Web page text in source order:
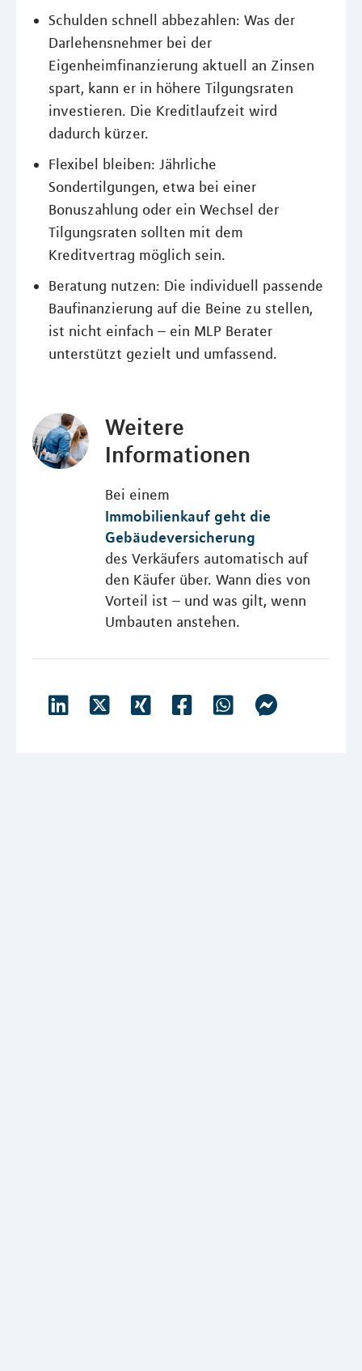
Schulden schnell abbezahlen: Was der
Darlehensnehmer bei der
Eigenheimfinanzierung aktuell an Zinsen
spart, kann er in höhere Tilgungsraten
investieren. Die Kreditlaufzeit wird
dadurch kürzer.
Flexibel bleiben: Jährliche
Sondertilgungen, etwa bei einer
Bonuszahlung oder ein Wechsel der
Tilgungsraten sollten mit dem
Kreditvertrag möglich sein.
Beratung nutzen: Die individuell passende
Baufinanzierung auf die Beine zu stellen,
ist nicht einfach – ein MLP Berater
unterstützt gezielt und umfassend.
Weitere
Informationen
Bei einem
Immobilienkauf geht die
Gebäudeversicherung
des Verkäufers automatisch auf
den Käufer über. Wann dies von
Vorteil ist – und was gilt, wenn
Umbauten anstehen.